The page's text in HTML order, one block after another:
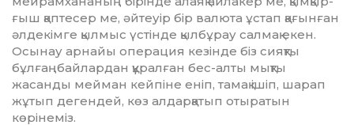
ғыш қаптесер ме, әйтеуір бір валюта ұстап қағынған
әлдекімге қылмыс үстінде қылбұрау салмақ екен.
Осынау арнайы операция кезінде біз сияқ­ты
бұлғаңбайлардан құралған бес-алты мықты
жасанды мейман кей­піне еніп, тамақ ішіп, шарап
жұ­тып дегендей, көз алдарқатып отыратын
көрінеміз.